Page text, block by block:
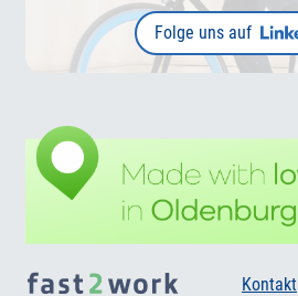
Folge uns auf
Kontakt